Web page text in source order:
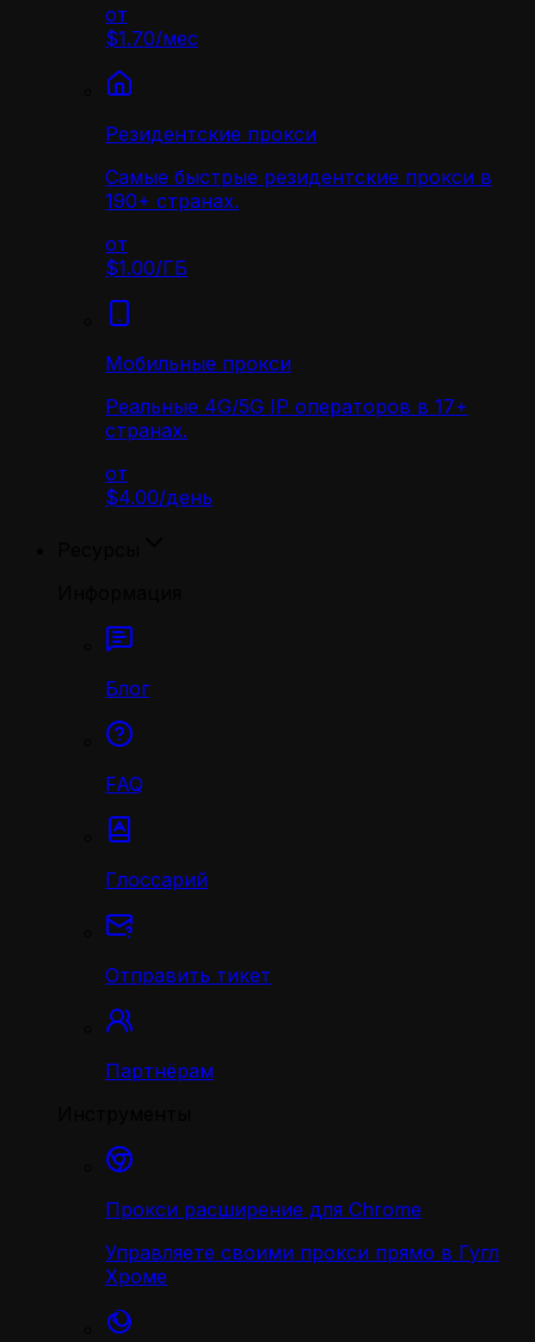
от
$1.70/мес
Резидентские прокси
Самые быстрые резидентские прокси в
190+ странах.
от
$1.00/ГБ
Мобильные прокси
Реальные 4G/5G IP операторов в 17+
странах.
от
$4.00/день
Блог
FAQ
Глоссарий
Отправить тикет
Партнёрам
Прокси расширение для Chrome
Управляете своими прокси прямо в Гугл
Хроме